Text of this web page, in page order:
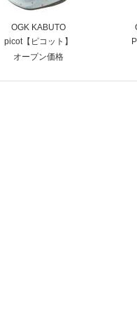
OGK KABUTO
picot【ピコット】
オープン価格